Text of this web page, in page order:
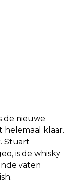
de nieuwe
helemaal klaar.
Stuart
is de whisky
vaten